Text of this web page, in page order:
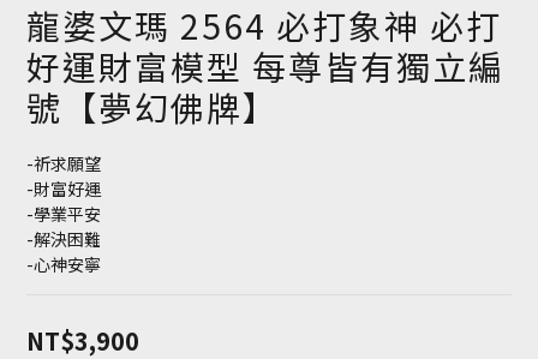
龍婆文瑪 2564 必打象神 必打
好運財富模型 每尊皆有獨立編
號【夢幻佛牌】
-祈求願望
-財富好運
-學業平安
-解決困難
-心神安寧
NT$3,900